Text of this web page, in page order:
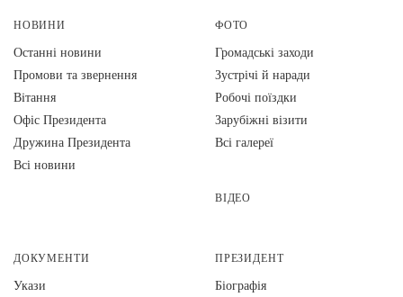
НОВИНИ
Останні новини
Промови та звернення
Вiтання
Офіс Президента
Дружина Президента
Всі новини
ФОТО
Громадські заходи
Зустрічі й наради
Робочі поїздки
Зарубіжні візити
Всі галереї
ВІДЕО
ДОКУМЕНТИ
Укази
ПРЕЗИДЕНТ
Біографія